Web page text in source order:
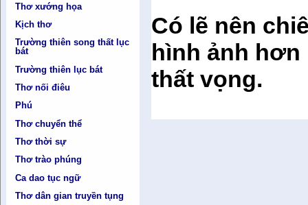
Thơ xướng họa
Kịch thơ
Trường thiên song thất lục
bát
Trường thiên lục bát
Thơ nối điêu
Phú
Thơ chuyển thể
Thơ thời sự
Thơ trào phúng
Ca dao tục ngữ
Thơ dân gian truyền tụng
Có lẽ nên
hình ảnh hơn
thất vọng.